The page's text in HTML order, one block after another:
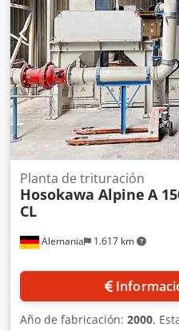
Alemania 1.617 km
Planta de trituración
Hosokawa Alpine A
CL
Año de fabricación: 2000,